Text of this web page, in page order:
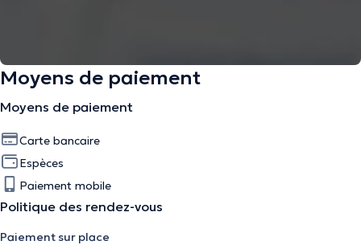
Moyens de paiement
Moyens de paiement
Carte bancaire
Espèces
Paiement mobile
Politique des rendez-vous
Paiement sur place